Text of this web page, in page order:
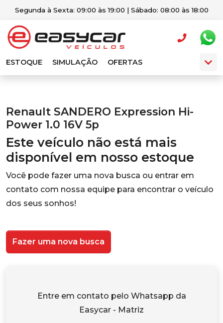
Segunda à Sexta: 09:00 às 19:00 | Sábado: 08:00 às 18:00
ESTOQUE SIMULAÇÃO OFERTAS
Renault SANDERO Expression Hi-
Power 1.0 16V 5p
Este veículo não está mais
disponível em nosso estoque
Você pode fazer uma nova busca ou entrar em
contato com nossa equipe para encontrar o veículo
dos seus sonhos!
Fazer uma nova busca
Entre em contato pelo Whatsapp da
Easycar - Matriz